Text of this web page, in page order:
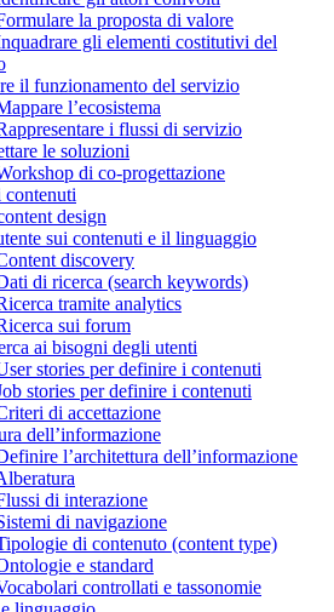
la proposta di valore
gli elementi costitutivi del
il funzionamento del servizio
l’ecosistema
i flussi di servizio
le soluzioni
di co-progettazione
contenuti
design
sui contenuti e il linguaggio
discovery
di ricerca (search keywords)
tramite analytics
sui forum
ai bisogni degli utenti
stories per definire i contenuti
stories per definire i contenuti
di accettazione
dell’informazione
l’architettura dell’informazione
di interazione
di navigazione
di contenuto (content type)
e standard
controllati e tassonomie